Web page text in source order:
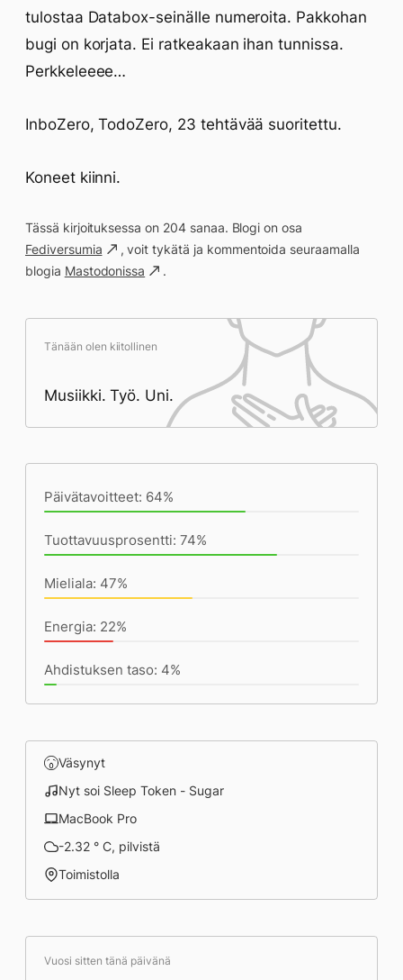
tulostaa Databox-seinälle numeroita. Pakkohan
bugi on korjata. Ei ratkeakaan ihan tunnissa.
Perkkeleeee…
InboZero, TodoZero, 23 tehtävää suoritettu.
Koneet kiinni.
Tässä kirjoituksessa on 204 sanaa. Blogi on osa
Fediversumia
, voit tykätä ja kommentoida seuraamalla
blogia Mastodonissa .
Tänään olen kiitollinen
Musiikki. Työ. Uni.
Päivätavoitteet: 64%
Tuottavuusprosentti: 74%
Mieliala: 47%
Energia: 22%
Ahdistuksen taso: 4%
Väsynyt
Nyt soi Sleep Token - Sugar
MacBook Pro
-2.32 ° C, pilvistä
Toimistolla
Vuosi sitten tänä päivänä